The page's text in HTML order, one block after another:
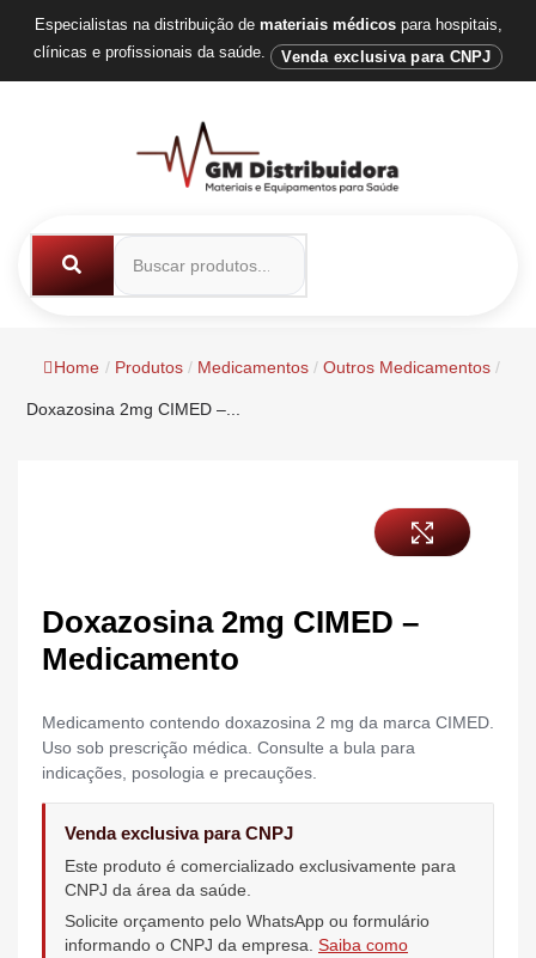
Especialistas na distribuição de materiais médicospara hospitais,
clínicas e profissionais da saúde.
Venda exclusiva para CNPJ
Home / Produtos / Medicamentos / Outros Medicamentos /
Doxazosina 2mg CIMED –...
Doxazosina 2mg CIMED –
Medicamento
Medicamento contendo doxazosina 2 mg da marca CIMED.
Uso sob prescrição médica. Consulte a bula para
indicações, posologia e precauções.
Venda exclusiva para CNPJ
Este produto é comercializado exclusivamente para
CNPJ da área da saúde.
Solicite orçamento pelo WhatsApp ou formulário
informando o CNPJ da empresa. Saiba como